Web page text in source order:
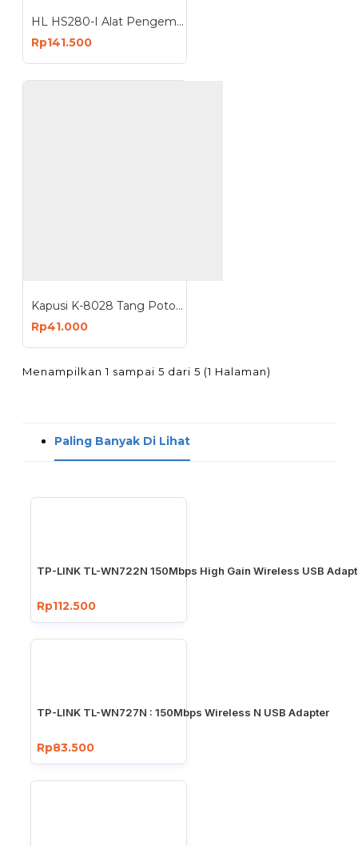
HL HS280-I Alat Pengemas Makanan Kering Vacuum Sealer 2 in 1
Rp141.500
Kapusi K-8028 Tang Potong 7 Inch 175mm
Rp41.000
Menampilkan 1 sampai 5 dari 5 (1 Halaman)
Paling Banyak Di Lihat
TP-LINK TL-WN722N 150Mbps High Gain Wireless USB
Rp112.500
TP-LINK TL-WN727N : 150Mbps Wireless N USB Adapter
Rp83.500